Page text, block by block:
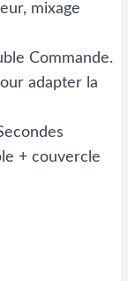
mixage
Commande.
adapter la
+ couvercle